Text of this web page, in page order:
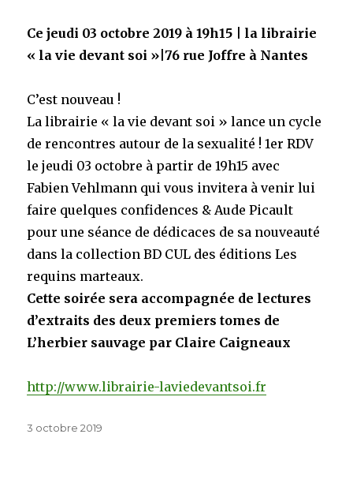
Ce jeudi 03 octobre 2019 à 19h15 | la librairie
« la vie devant soi »|76 rue Joffre à Nantes
C’est nouveau !
La librairie « la vie devant soi » lance un cycle
de rencontres autour de la sexualité ! 1er RDV
le jeudi 03 octobre à partir de 19h15 avec
Fabien Vehlmann qui vous invitera à venir lui
faire quelques confidences & Aude Picault
pour une séance de dédicaces de sa nouveauté
dans la collection BD CUL des éditions Les
requins marteaux.
Cette soirée sera accompagnée de lectures
d’extraits des deux premiers tomes de
L’herbier sauvage par Claire Caigneaux
http://www.librairie-laviedevantsoi.fr
Publié
3 octobre 2019